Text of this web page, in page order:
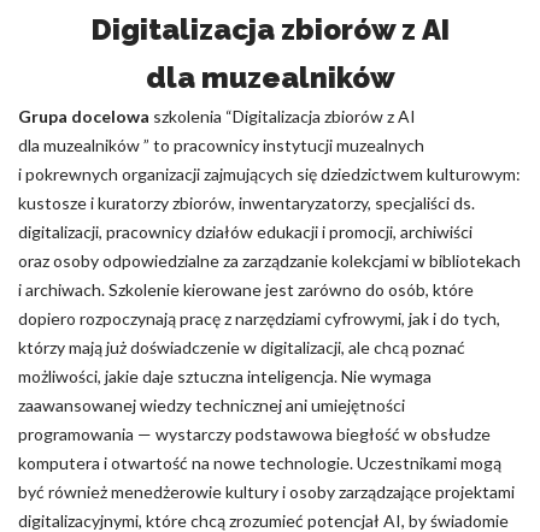
Digitalizacja zbiorów z AI
dla muzealników
Grupa docelowa szkolenia “Digitalizacja zbiorów z AI
dla muzealników ” to pracownicy instytucji muzealnych
i pokrewnych organizacji zajmujących się dziedzictwem kulturowym:
kustosze i kuratorzy zbiorów, inwentaryzatorzy, specjaliści ds.
digitalizacji, pracownicy działów edukacji i promocji, archiwiści
oraz osoby odpowiedzialne za zarządzanie kolekcjami w bibliotekach
i archiwach. Szkolenie kierowane jest zarówno do osób, które
dopiero rozpoczynają pracę z narzędziami cyfrowymi, jak i do tych,
którzy mają już doświadczenie w digitalizacji, ale chcą poznać
możliwości, jakie daje sztuczna inteligencja. Nie wymaga
zaawansowanej wiedzy technicznej ani umiejętności
programowania — wystarczy podstawowa biegłość w obsłudze
komputera i otwartość na nowe technologie. Uczestnikami mogą
być również menedżerowie kultury i osoby zarządzające projektami
digitalizacyjnymi, które chcą zrozumieć potencjał AI, by świadomie